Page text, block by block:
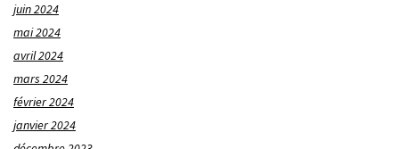
juin 2024
mai 2024
avril 2024
mars 2024
février 2024
janvier 2024